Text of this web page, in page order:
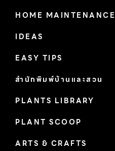
HOME MAINTENANCE
IDEAS
EASY TIPS
สำนักพิมพ์บ้านและสวน
PLANTS LIBRARY
PLANT SCOOP
ARTS & CRAFTS